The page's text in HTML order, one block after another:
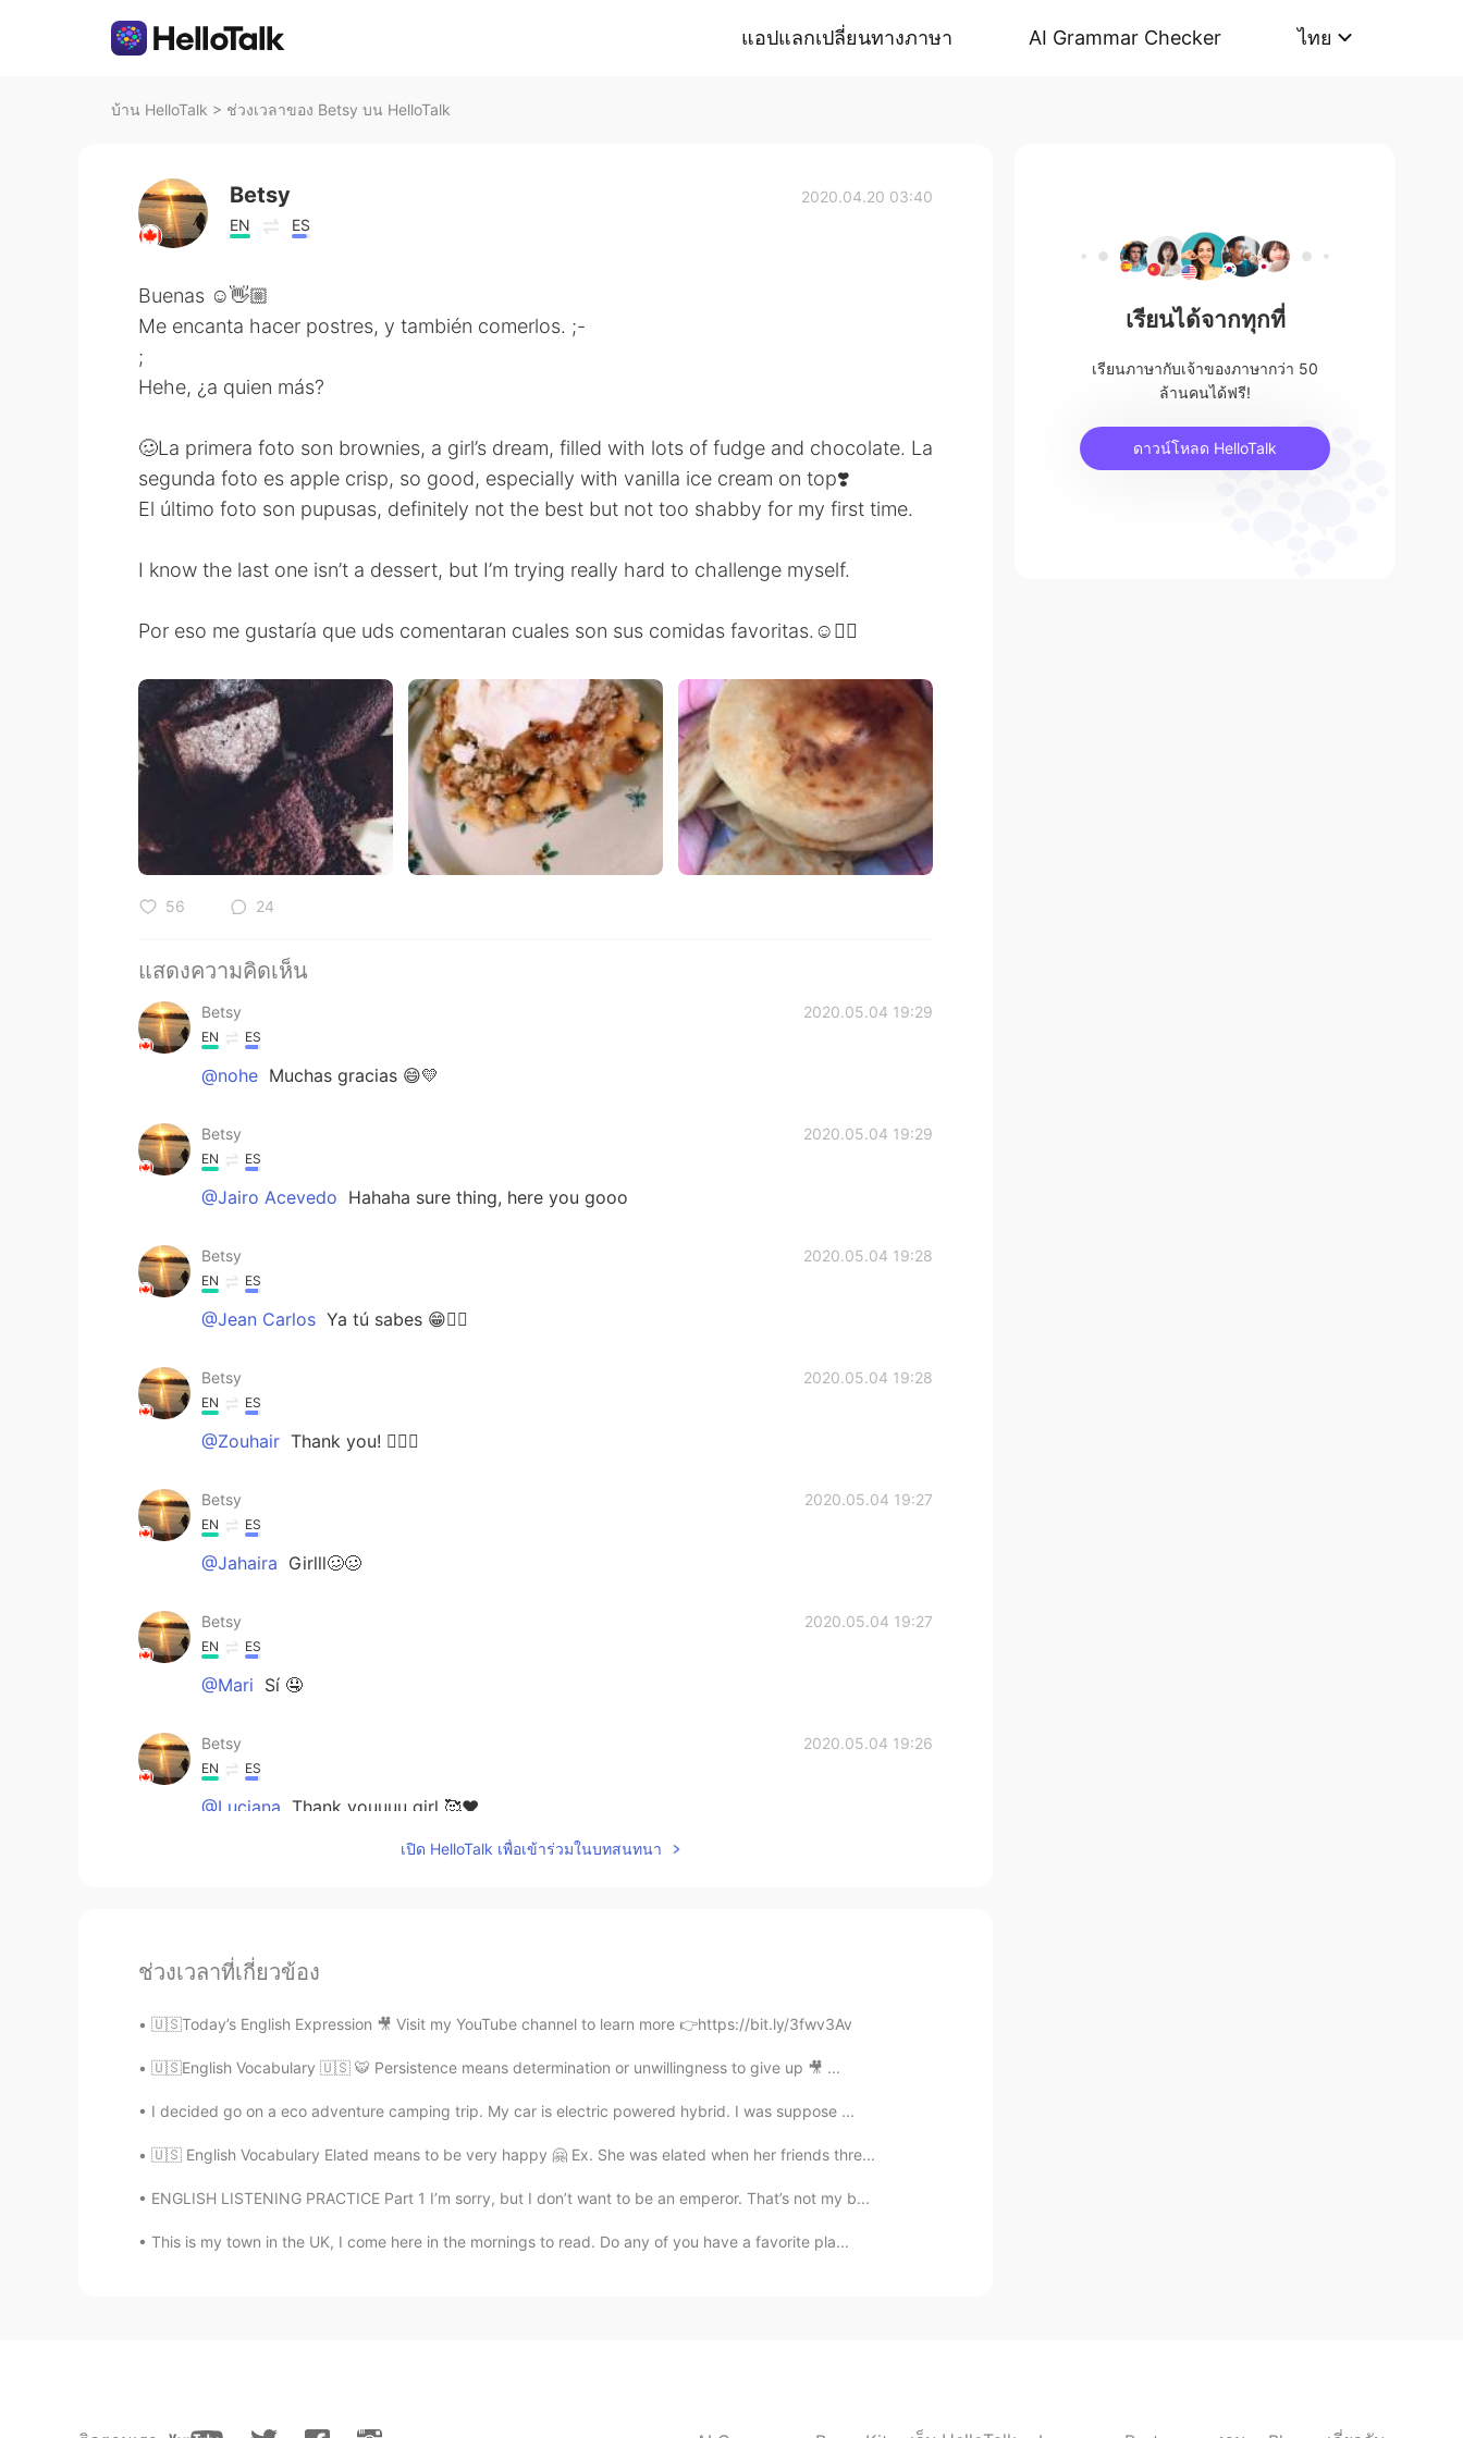
แอปแลกเปลี่ยนทางภาษา AI Grammar Checker ไทย
บ้าน HelloTalk > ช่วงเวลาของ Betsy บน HelloTalk
Betsy
EN ES
2020.04.20 03:40
Buenas ☺️👋🏼
Me encanta hacer postres, y también comerlos. ;-
;
Hehe, ¿a quien más?
🥴La primera foto son brownies, a girl’s dream, filled with lots of fudge and chocolate. La
segunda foto es apple crisp, so good, especially with vanilla ice cream on top❣️
El último foto son pupusas, definitely not the best but not too shabby for my first time.
I know the last one isn’t a dessert, but I’m trying really hard to challenge myself.
Por eso me gustaría que uds comentaran cuales son sus comidas favoritas.☺️👇🏼
56 24
แสดงความคิดเห็น
Betsy 2020.05.04 19:29
EN ES
@nohe Muchas gracias 😄💛
Betsy 2020.05.04 19:29
EN ES
@Jairo Acevedo Hahaha sure thing, here you gooo
Betsy 2020.05.04 19:28
EN ES
@Jean Carlos Ya tú sabes 😁👌🏼
Betsy 2020.05.04 19:28
EN ES
@Zouhair Thank you! 👌🏼🌸
Betsy 2020.05.04 19:27
EN ES
@Jahaira Girlll🥴🥴
Betsy 2020.05.04 19:27
EN ES
@Mari Sí 🤤
Betsy 2020.05.04 19:26
EN ES
@Luciana Thank youuuu girl 🥰❤️
EN ES
@Ana Aguilar Twins!! 👯‍♀️☺️
ES EN
Son muy deliciosos los postres😋😋
Jairo Acevedo 2020.04.21 00:32
เปิด HelloTalk เพื่อเข้าร่วมในบทสนทนา
ช่วงเวลาที่เกี่ยวข้อง
🇺🇸Today’s English Expression 🎥 Visit my YouTube channel to learn more 👉https://bit.ly/3fwv3Av
🇺🇸English Vocabulary 🇺🇸 🐯 Persistence means determination or unwillingness to give up 🎥 ...
I decided go on a eco adventure camping trip. My car is electric powered hybrid. I was suppose ...
🇺🇸 English Vocabulary Elated means to be very happy 🤗 Ex. She was elated when her friends thre...
ENGLISH LISTENING PRACTICE Part 1 I’m sorry, but I don’t want to be an emperor. That’s not my b...
This is my town in the UK, I come here in the mornings to read. Do any of you have a favorite pla...
เรียนได้จากทุกที่
เรียนภาษากับเจ้าของภาษากว่า 50
ล้านคนได้ฟรี!
ดาวน์โหลด HelloTalk